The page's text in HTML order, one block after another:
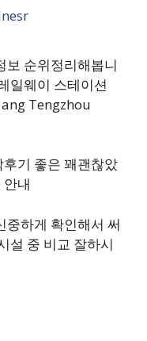
보 순위정리해봅니
일웨이 스테이션
Tengzhou
기 좋은 꽤괜찮았
내
중하게 확인해서 써
설 중 비교 잘하시